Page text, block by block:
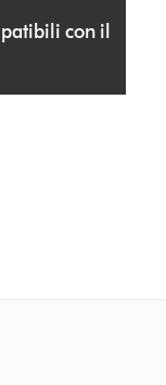
con il